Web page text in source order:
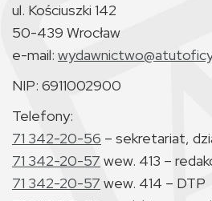
ul. Kościuszki 142
50-439 Wrocław
e-mail:
NIP: 6911002900
Telefony:
71 342-20-56 – sekretariat,
71 342-20-57 wew. 413 –
71 342-20-57 wew. 414 – DTP